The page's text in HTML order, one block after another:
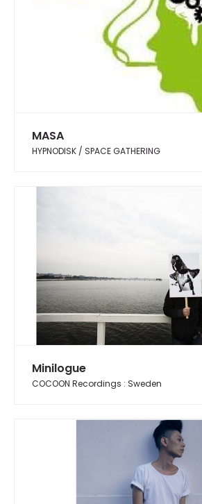
MASA
HYPNODISK / SPACE GATHERING
Minilogue
COCOON Recordings : Sweden